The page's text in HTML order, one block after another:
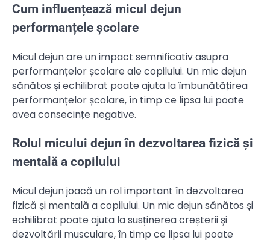
Cum influențează micul dejun
performanțele școlare
Micul dejun are un impact semnificativ asupra
performanțelor școlare ale copilului. Un mic dejun
sănătos și echilibrat poate ajuta la îmbunătățirea
performanțelor școlare, în timp ce lipsa lui poate
avea consecințe negative.
Rolul micului dejun în dezvoltarea fizică și
mentală a copilului
Micul dejun joacă un rol important în dezvoltarea
fizică și mentală a copilului. Un mic dejun sănătos și
echilibrat poate ajuta la susținerea creșterii și
dezvoltării musculare, în timp ce lipsa lui poate